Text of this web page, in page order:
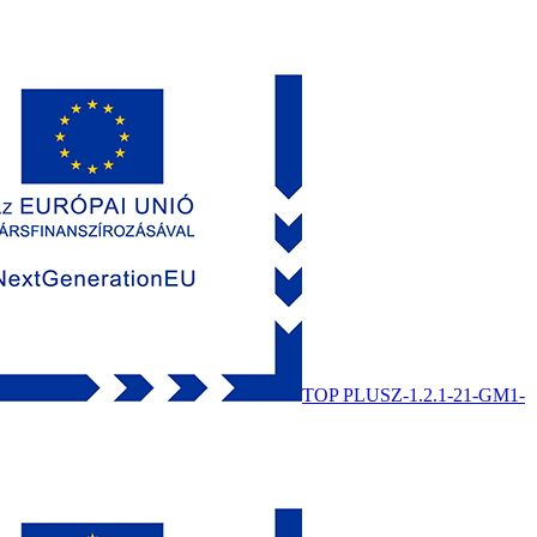
TOP PLUSZ-1.2.1-21-GM1-